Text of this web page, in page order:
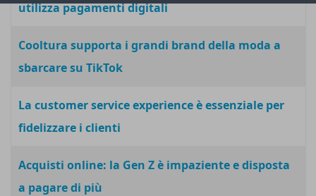
utilizza pagamenti digitali
Cooltura supporta i grandi brand della moda a
sbarcare su TikTok
La customer service experience è essenziale per
fidelizzare i clienti
Acquisti online: la Gen Z è impaziente e disposta
a pagare di più